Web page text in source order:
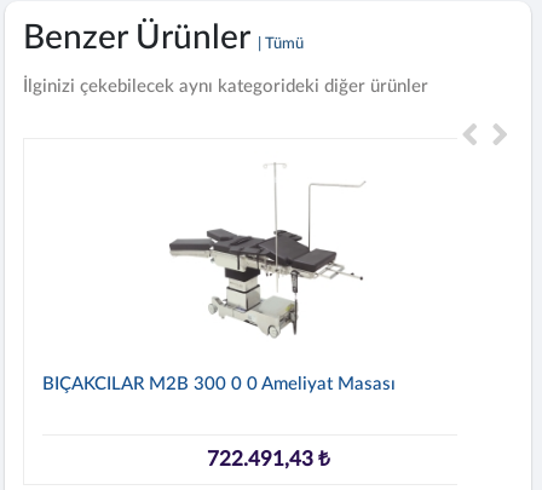
Benzer Ürünler | Tümü
İlginizi çekebilecek aynı kategorideki diğer ürünler
BIÇAKCILAR M2B 300 0 0 Ameliyat Masası
722.491,43 ₺